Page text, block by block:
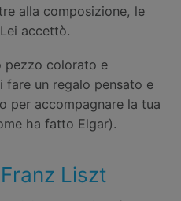
alla composizione, le
accettò.
pezzo colorato e
fare un regalo pensato e
per accompagnare la tua
ha fatto Elgar).
Franz Liszt